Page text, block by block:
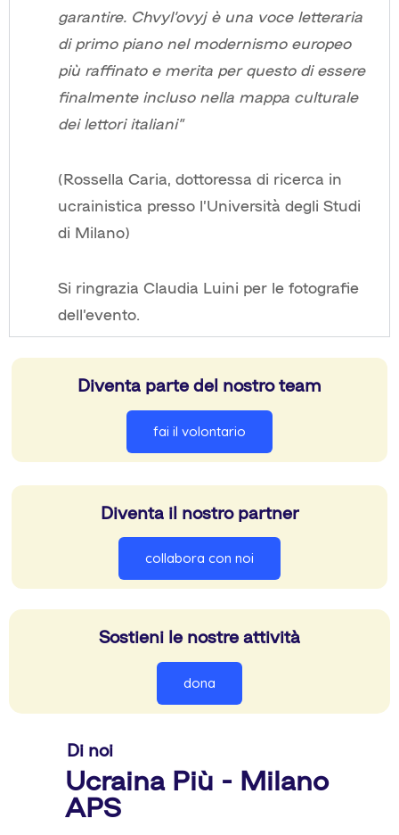
garantire. Chvyl’ovyj è una voce letteraria
di primo piano nel modernismo europeo
più raffinato e merita per questo di essere
finalmente incluso nella mappa culturale
dei lettori italiani”
(Rossella Caria, dottoressa di ricerca in
ucrainistica presso l’Università degli Studi
di Milano)
Si ringrazia Claudia Luini per le fotografie
dell’evento.
Diventa parte del nostro team
fai il volontario
Diventa il nostro partner
collabora con noi
Sostieni le nostre attività
dona
Di noi
Ucraina Più - Milano
APS